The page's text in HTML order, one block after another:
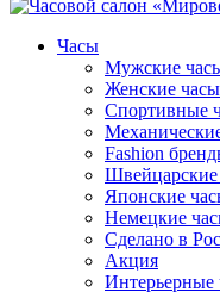
Часы
Мужские
Женские часы
Спортивные
Fashion
Японские
Немецкие
Сделано в
Акция
Интерьерные